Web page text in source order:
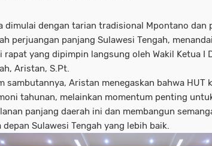
dimulai dengan tarian tradisional Mpontano dan
perjuangan panjang Sulawesi Tengah,
rapat yang dipimpin langsung oleh Wakil Ketua I
Aristan, S.Pt.
sambutannya, Aristan menegaskan bahwa HUT
tahunan, melainkan momentum penting
panjang daerah ini dan membangun
depan Sulawesi Tengah yang lebih baik.